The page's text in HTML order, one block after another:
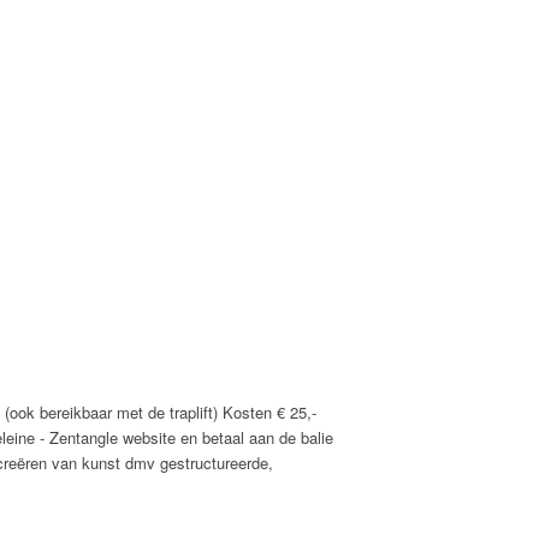
bereikbaar met de traplift) Kosten € 25,-
- Zentangle website en betaal aan de balie
van kunst dmv gestructureerde,